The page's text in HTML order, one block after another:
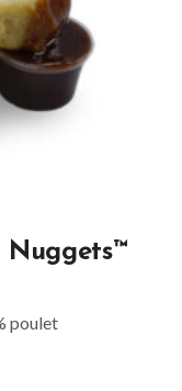
Nuggets™
poulet